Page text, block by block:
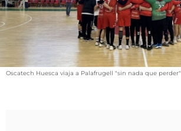
CONTACTAR
FIESTAS EN EL ALTO ARAGÓN
FIESTAS DE SAN LORENZO
AGENDA
Oscatech Huesca viaja a Palafrugell "sin nada que perder"